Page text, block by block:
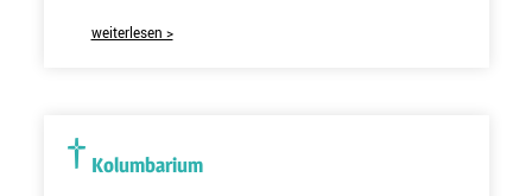
weiterlesen >
Kolumbarium